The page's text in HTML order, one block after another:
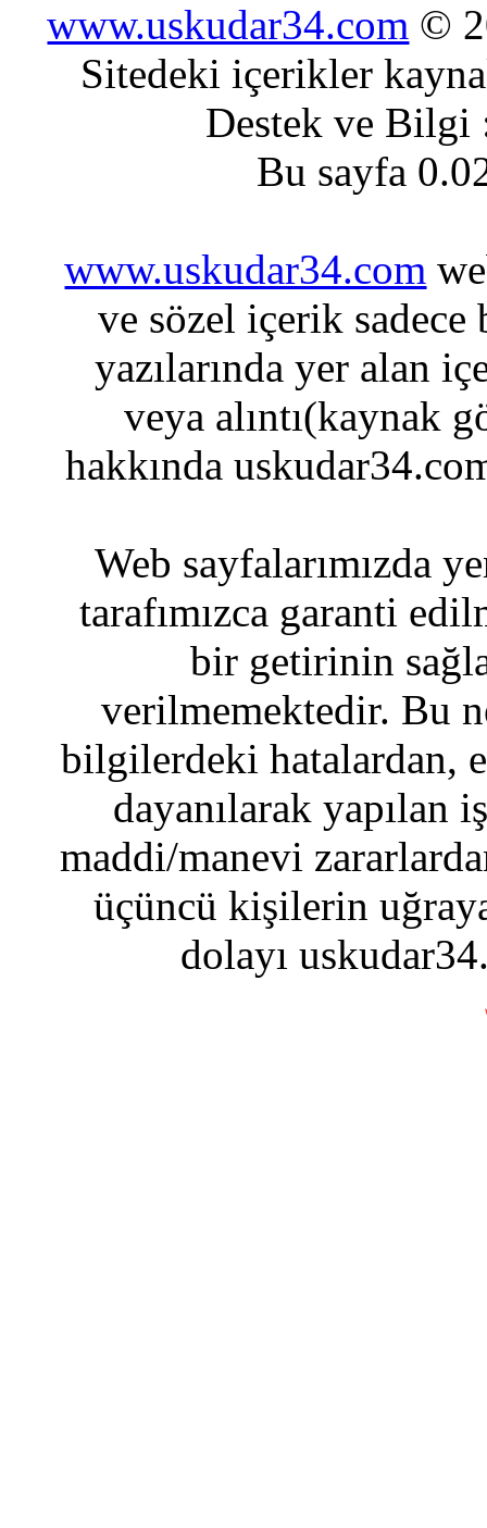
www.uskudar34.com ©
Sitedeki içerikler
Destek ve
Bu sayfa
www.uskudar34.com
ve sözel içerik sadece
yazılarında yer alan
veya alıntı(kaynak
hakkında
Web sayfalarımızda
tarafımızca garanti
bir getirinin
verilmemektedir. Bu
bilgilerdeki hatalardan,
dayanılarak yapılan
maddi/manevi
üçüncü kişilerin
dolayı